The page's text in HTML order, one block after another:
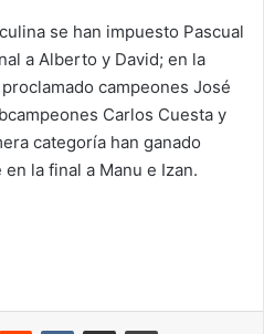
se han impuesto Pascual
a Alberto y David; en la
campeones José
Carlos Cuesta y
categoría han ganado
la final a Manu e Izan.